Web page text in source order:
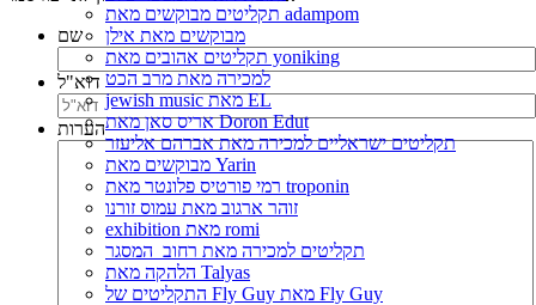
תקליטים מבוקשים מאת adampom
מבוקשים מאת אילן
תקליטים אהובים מאת yoniking
למכירה מאת מרב הכט
jewish music מאת EL
אריס סאן מאת Doron Edut
תקליטים ישראליים למכירה מאת אברהם אליעזר
מבוקשים מאת Yarin
רמי פורטיס פלונטר מאת troponin
זוהר ארגוב מאת עמוס זורנו
exhibition מאת romi
תקליטים למכירה מאת רחוב_המסגר
הלהקה מאת Talyas
התקליטים של Fly Guy מאת Fly Guy
שם
דוא"ל
הערות